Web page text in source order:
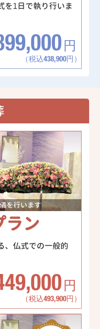
を1日で執り行いま
円
（税込438,900円）
を行います
ラン
、仏式での一般的
円
（税込493,900円）